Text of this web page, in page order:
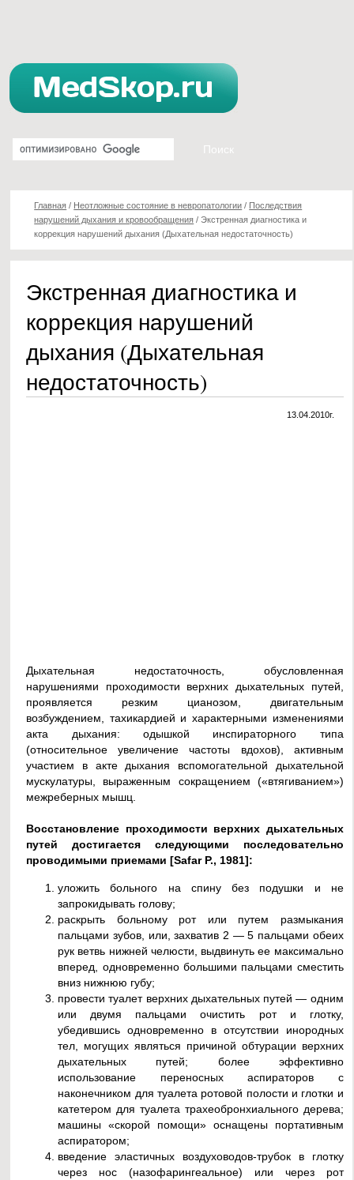
Главная / Неотложные состояние в невропатологии / Последствия
нарушений дыхания и кровообращения /Экстренная диагностика и
коррекция нарушений дыхания (Дыхательная недостаточность)
Экстренная диагностика и
коррекция нарушений
дыхания (Дыхательная
недостаточность)
13.04.2010г.
Дыхательная недостаточность, обусловленная
нарушениями проходимости верхних дыхательных путей,
проявляется резким цианозом, двигательным
возбуждением, тахикардией и характерными изменениями
акта дыхания: одышкой инспираторного типа
(относительное увеличение частоты вдохов), активным
участием в акте дыхания вспомогательной дыхательной
мускулатуры, выраженным сокращением («втягиванием»)
межреберных мышц.
Восстановление проходимости верхних дыхательных
путей достигается следующими последовательно
проводимыми приемами [Safar Р., 1981]:
уложить больного на спину без подушки и не
запрокидывать голову;
раскрыть больному рот или путем размыкания
пальцами зубов, или, захватив 2 — 5 пальцами обеих
рук ветвь нижней челюсти, выдвинуть ее максимально
вперед, одновременно большими пальцами сместить
вниз нижнюю губу;
провести туалет верхних дыхательных путей — одним
или двумя пальцами очистить рот и глотку,
убедившись одновременно в отсутствии инородных
тел, могущих являться причиной обтурации верхних
дыхательных путей; более эффективно
использование переносных аспираторов с
наконечником для туалета ротовой полости и глотки и
катетером для туалета трахеобронхиального дерева;
машины «скорой помощи» оснащены портативным
аспиратором;
введение эластичных воздуховодов-трубок в глотку
через нос (назофарингеальное) или через рот